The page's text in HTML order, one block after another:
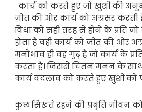
कार्य को करते हुए जो खुशी की
जीत की ओर कार्य को अग्रसर करती
विधा को सही तरह से होने के प्रति
होता है वही कार्य को जीत की ओर
मनोभाव ही वह गुढ़ है जो कार्य के
करता है। जिससे चिंतन मनन के
कार्य वदलाव को करते हुए खुशी को
कुछ सिखते रहने की प्रबृति जीवन